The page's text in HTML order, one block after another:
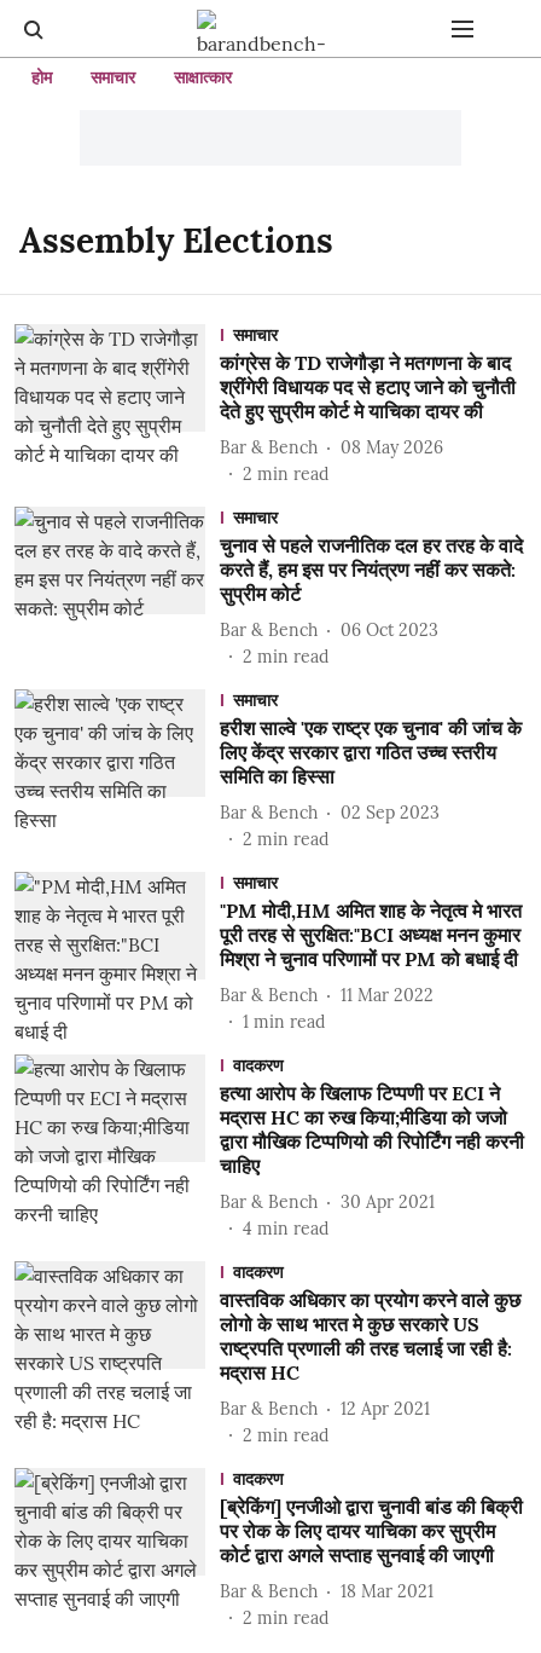
होम समाचार साक्षात्कार
Assembly Elections
समाचार
कांग्रेस के TD राजेगौड़ा ने मतगणना के बाद
श्रींगेरी विधायक पद से हटाए जाने को चुनौती
देते हुए सुप्रीम कोर्ट मे याचिका दायर की
Bar & Bench
08 May 2026
2 min read
समाचार
चुनाव से पहले राजनीतिक दल हर तरह के वादे
करते हैं, हम इस पर नियंत्रण नहीं कर सकते:
सुप्रीम कोर्ट
Bar & Bench
06 Oct 2023
2 min read
समाचार
हरीश साल्वे 'एक राष्ट्र एक चुनाव' की जांच के
लिए केंद्र सरकार द्वारा गठित उच्च स्तरीय
समिति का हिस्सा
Bar & Bench
02 Sep 2023
2 min read
समाचार
"PM मोदी,HM अमित शाह के नेतृत्व मे भारत
पूरी तरह से सुरक्षित:"BCI अध्यक्ष मनन कुमार
मिश्रा ने चुनाव परिणामों पर PM को बधाई दी
Bar & Bench
11 Mar 2022
1 min read
वादकरण
हत्या आरोप के खिलाफ टिप्पणी पर ECI ने
मद्रास HC का रुख किया;मीडिया को जजो
द्वारा मौखिक टिप्पणियो की रिपोर्टिंग नही करनी
चाहिए
Bar & Bench
30 Apr 2021
4 min read
वादकरण
वास्तविक अधिकार का प्रयोग करने वाले कुछ
लोगो के साथ भारत मे कुछ सरकारे US
राष्ट्रपति प्रणाली की तरह चलाई जा रही है:
मद्रास HC
Bar & Bench
12 Apr 2021
2 min read
वादकरण
[ब्रेकिंग] एनजीओ द्वारा चुनावी बांड की बिक्री
पर रोक के लिए दायर याचिका कर सुप्रीम
कोर्ट द्वारा अगले सप्ताह सुनवाई की जाएगी
Bar & Bench
18 Mar 2021
2 min read